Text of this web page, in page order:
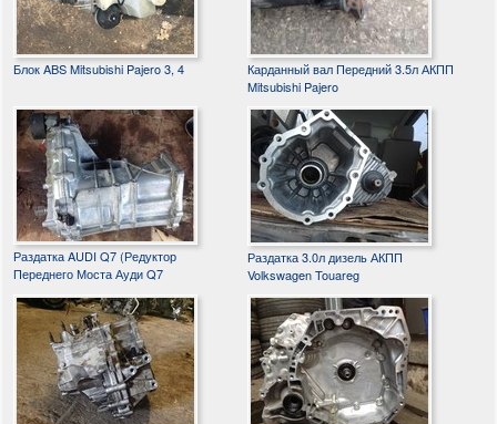
Блок ABS Mitsubishi Pajero 3, 4
Карданный вал Передний 3.5л АКПП
Mitsubishi Pajero
Раздатка AUDI Q7 (Редуктор
Переднего Моста Ауди Q7
Раздатка 3.0л дизель АКПП
Volkswagen Touareg